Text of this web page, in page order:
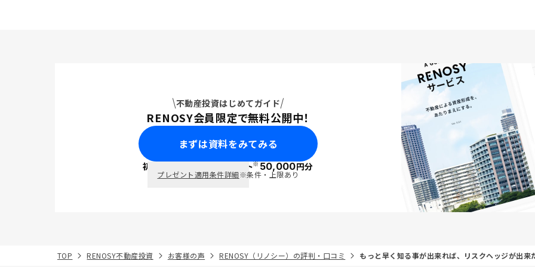
不動産投資はじめてガイド
RENOSY会員限定で無料公開中！
まずは資料をみてみる
初回面談で ポイント※50,000円分
プレゼント適用条件詳細※条件・上限あり
TOP RENOSY不動産投資 お客様の声 RENOSY（リノシー）の評判・口コミ もっと早く知る事が出来れば、リスクヘッジが出来